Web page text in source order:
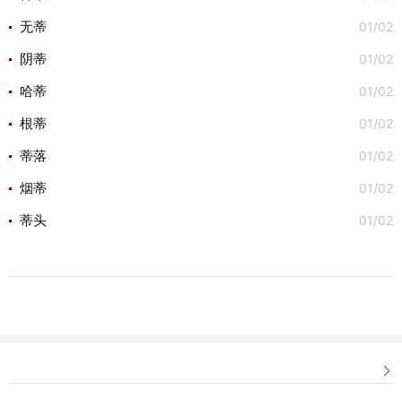
01/02
无蒂
01/02
阴蒂
01/02
哈蒂
01/02
根蒂
01/02
蒂落
01/02
烟蒂
01/02
蒂头
